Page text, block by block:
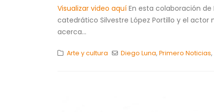
Visualizar video aquí En esta colaboración de
catedrático Silvestre López Portillo y el actor
acerca...
Arte y cultura Diego Luna,Primero Noticias,